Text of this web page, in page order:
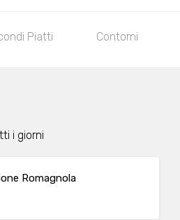
Piatti Contorni
i giorni
Romagnola